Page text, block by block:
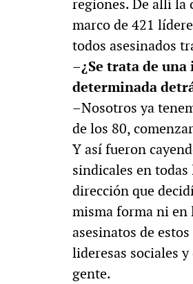
regiones. De allí la
marco de 421
todos asesinados
–¿Se trata de
determinada
–Nosotros ya
de los 80,
Y así fueron
sindicales en
dirección que
misma forma ni en
asesinatos de
lideresas sociales
gente.